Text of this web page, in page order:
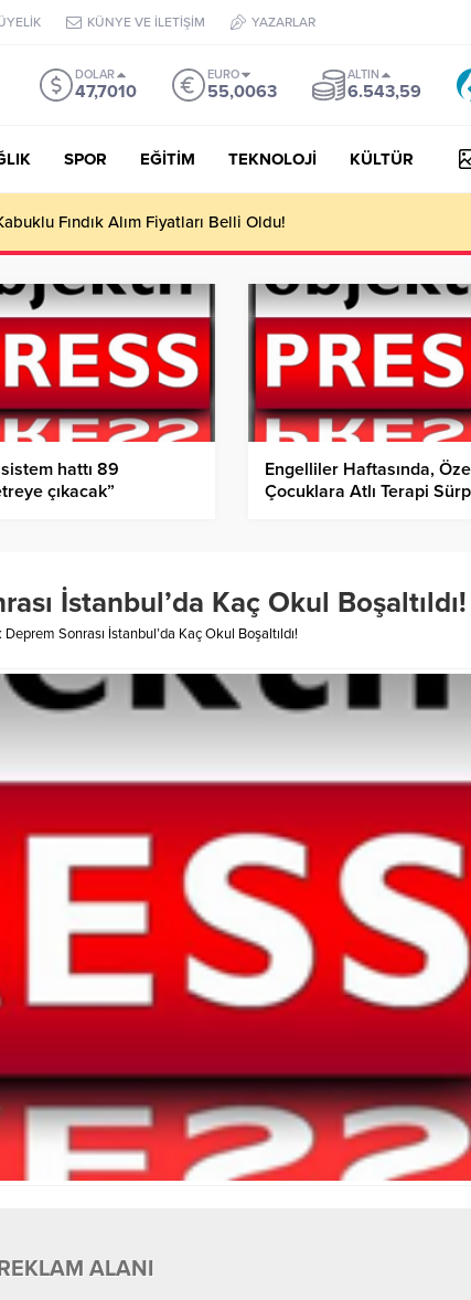
KÜNYE VE İLETİŞİM YAZARLAR
DOLAR
47,7010
EURO
55,0063
ALTIN
6.543,59
SPOR EĞİTİM TEKNOLOJİ KÜLTÜR
Fındık Alım Fiyatları Belli Oldu!
sistem hattı 89
çıkacak”
Engelliler Haftasında,
Çocuklara Atlı Terapi
İstanbul’da Kaç Okul Boşaltıldı!
Deprem Sonrası İstanbul’da Kaç Okul Boşaltıldı!
ALANI